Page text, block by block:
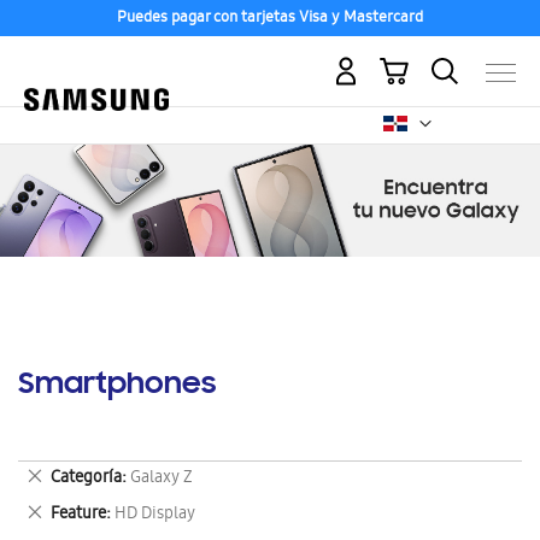
Puedes pagar con tarjetas Visa y Mastercard
Mi carrito
Smartphones
Categoría Galaxy Z
Eliminar
este
artículo
Feature HD Display
Eliminar